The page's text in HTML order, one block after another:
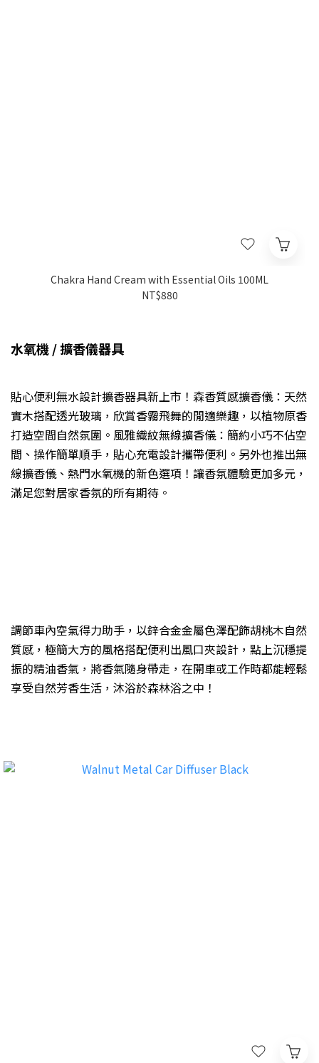
Chakra Hand Cream with Essential Oils 100ML
NT$880
水氧機 / 擴香儀器具
貼心便利無水設計擴香器具新上市！森香質感擴香儀：天然
實木搭配透光玻璃，欣賞香霧飛舞的閒適樂趣，以植物原香
打造空間自然氛圍。風雅織紋無線擴香儀：簡約小巧不佔空
間、操作簡單順手，貼心充電設計攜帶便利。另外也推出無
線擴香儀、熱門水氧機的新色選項！讓香氛體驗更加多元，
滿足您對居家香氛的所有期待。
調節車內空氣得力助手，以鋅合金金屬色澤配飾胡桃木自然
質感，極簡大方的風格搭配便利出風口夾設計，點上沉穩提
振的精油香氣，將香氣隨身帶走，在開車或工作時都能輕鬆
享受自然芳香生活，沐浴於森林浴之中！